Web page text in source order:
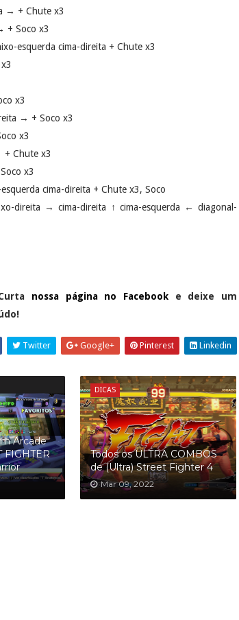
→ + Chute x3
+ Soco x3
esquerda cima-direita + Chute x3
x3
→ + Soco x3
x3
Chute x3
x3
cima-direita + Chute x3, Soco
direita → cima-direita ↑ cima-esquerda ← diagonal-
nossa página no Facebook e deixe um
Twitter Google+ Pinterest Linkedin
Arcade
FIGHTER
DICAS
Todos os ULTRA COMBOS
de (Ultra) Street Fighter 4
Mar 09, 2022